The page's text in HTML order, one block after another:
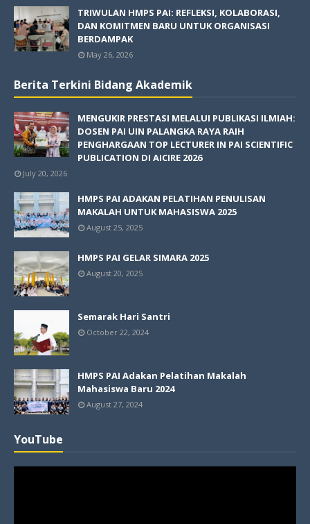
TRIWULAN HMPS PAI: REFLEKSI, KOLABORASI,
DAN KOMITMEN BARU UNTUK ORGANISASI
BERDAMPAK
May 26, 2026
Berita Terkini Bidang Akademik
MENGUKIR PRESTASI MELALUI PUBLIKASI ILMIAH:
DOSEN PAI UIN PALANGKA RAYA RAIH
PENGHARGAAN TOP LECTURER IN PAI SCIENTIFIC
PUBLICATION DI AICIRE 2026
July 20, 2026
HMPS PAI ADAKAN PELATIHAN PENULISAN
MAKALAH UNTUK MAHASISWA 2025
August 25, 2025
HMPS PAI GELAR SIMARA 2025
August 20, 2025
Semarak Hari Santri
October 22, 2024
HMPS PAI Adakan Pelatihan Makalah
Mahasiswa Baru 2024
August 27, 2024
YouTube